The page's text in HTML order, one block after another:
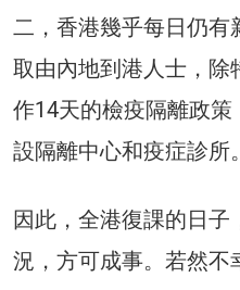
二，香港幾乎每日仍有
取由內地到港人士，除
作14天的檢疫隔離政
設隔離中心和疫症診所。
因此，全港復課的日
況，方可成事。若然不